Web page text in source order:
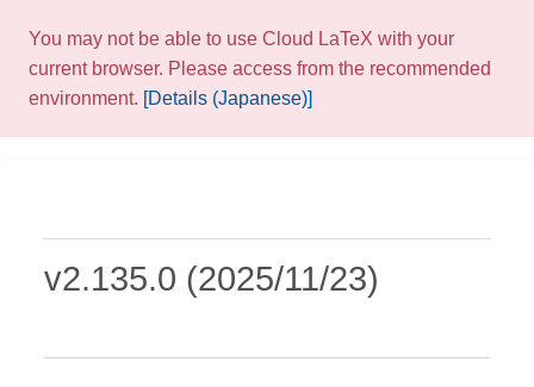
You may not be able to use Cloud LaTeX with your
current browser. Please access from the recommended
environment. [Details (Japanese)]